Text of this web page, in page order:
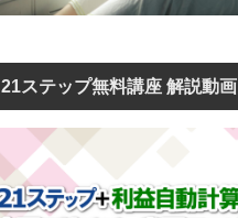
21ステップ無料講座 解説動画